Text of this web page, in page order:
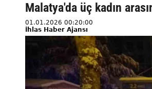
Malatya'da üç kadın
01.01.2026 00:20:00
İhlas Haber Ajansı